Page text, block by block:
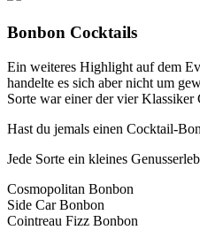
Bonbon Cocktails
Ein weiteres Highlight auf dem
handelte es sich aber nicht um
Sorte war einer der vier Klassiker
Hast du jemals einen Cocktail-
Jede Sorte ein kleines
Cosmopolitan Bonbon
Side Car Bonbon
Cointreau Fizz Bonbon